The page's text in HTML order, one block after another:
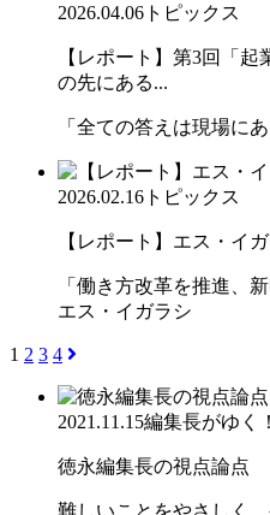
2026.04.06 トピックス
【レポート】第3回「
の先にある...
「全ての答えは現場にあ
2026.02.16 トピックス
【レポート】エス・イ
「働き方改革を推進、
エス・イガラシ
1 2 3 4
2021.11.15編集長がゆく！
徳永編集長の視点論点
難しいことをやさしく